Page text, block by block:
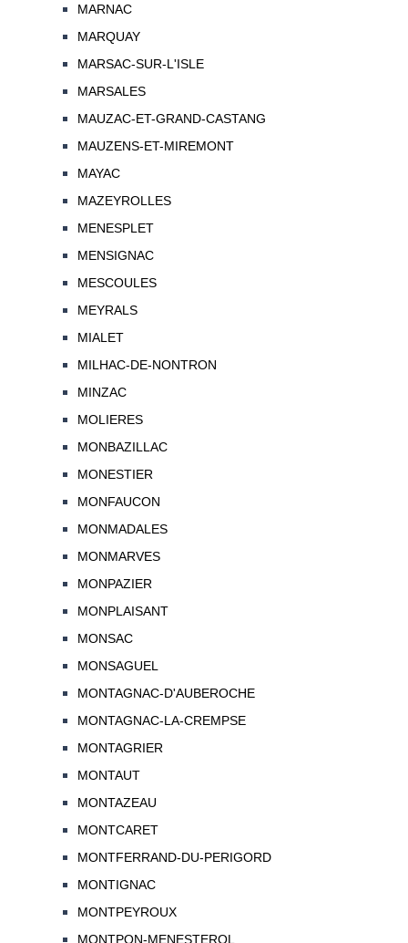
MARNAC
MARQUAY
MARSAC-SUR-L'ISLE
MARSALES
MAUZAC-ET-GRAND-CASTANG
MAUZENS-ET-MIREMONT
MAYAC
MAZEYROLLES
MENESPLET
MENSIGNAC
MESCOULES
MEYRALS
MIALET
MILHAC-DE-NONTRON
MINZAC
MOLIERES
MONBAZILLAC
MONESTIER
MONFAUCON
MONMADALES
MONMARVES
MONPAZIER
MONPLAISANT
MONSAC
MONSAGUEL
MONTAGNAC-D'AUBEROCHE
MONTAGNAC-LA-CREMPSE
MONTAGRIER
MONTAUT
MONTAZEAU
MONTCARET
MONTFERRAND-DU-PERIGORD
MONTIGNAC
MONTPEYROUX
MONTPON-MENESTEROL